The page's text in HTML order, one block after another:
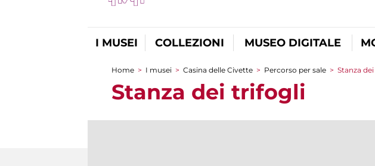
I MUSEI COLLEZIONI MUSEO DIGITALE
Tu sei qui
Home > I musei > Casina delle Civette > Percorso per sale > Stanza
Stanza dei trifogli